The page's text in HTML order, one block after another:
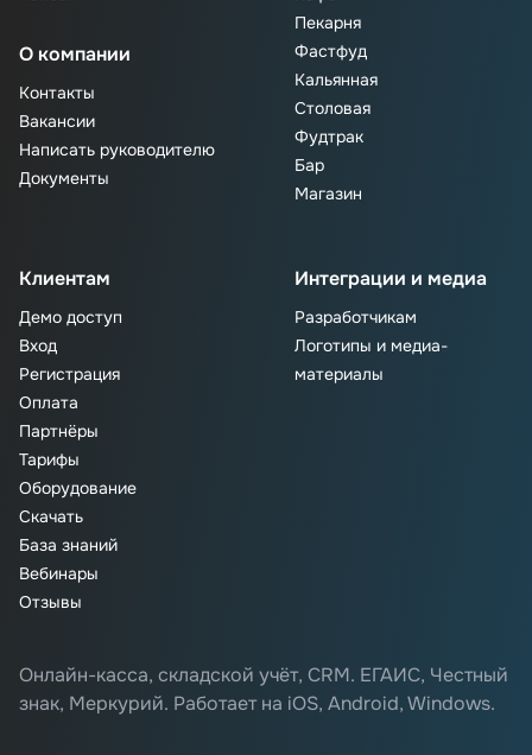
О компании
Контакты
Вакансии
Написать руководителю
Документы
Пекарня
Фастфуд
Кальянная
Столовая
Фудтрак
Бар
Магазин
Клиентам
Демо доступ
Вход
Регистрация
Оплата
Партнёры
Тарифы
Оборудование
Скачать
База знаний
Вебинары
Отзывы
Интеграции и медиа
Разработчикам
Логотипы и медиа-
материалы
Онлайн-касса, складской учёт, CRM. ЕГАИС, Честный
знак, Меркурий. Работает на iOS, Android, Windows.